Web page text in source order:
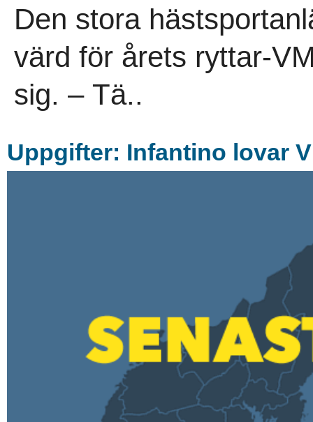
Den stora
värd för årets ryttar-
sig. – Tä..
Uppgifter: Infantino lovar